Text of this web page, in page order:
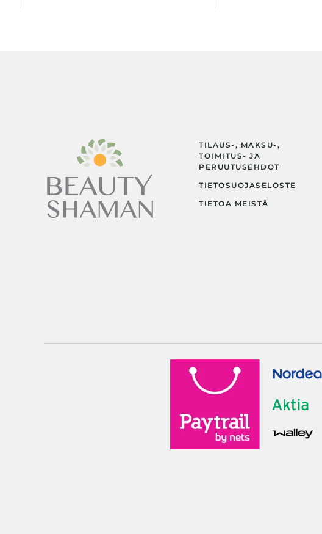
TILAUS-, MAKSU-,
TOIMITUS- JA
PERUUTUSEHDOT
TIETOSUOJASELOSTE
TIETOA MEISTÄ